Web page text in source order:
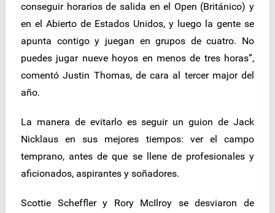
conseguir horarios de salida en el Open (Británico) y
en el Abierto de Estados Unidos, y luego la gente se
apunta contigo y juegan en grupos de cuatro. No
puedes jugar nueve hoyos en menos de tres horas”,
comentó Justin Thomas, de cara al tercer major del
año.
La manera de evitarlo es seguir un guion de Jack
Nicklaus en sus mejores tiempos: ver el campo
temprano, antes de que se llene de profesionales y
aficionados, aspirantes y soñadores.
Scottie Scheffler y Rory McIlroy se desviaron de